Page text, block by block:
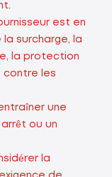
est en
surcharge, la
la protection
contre les
une
ou un
la